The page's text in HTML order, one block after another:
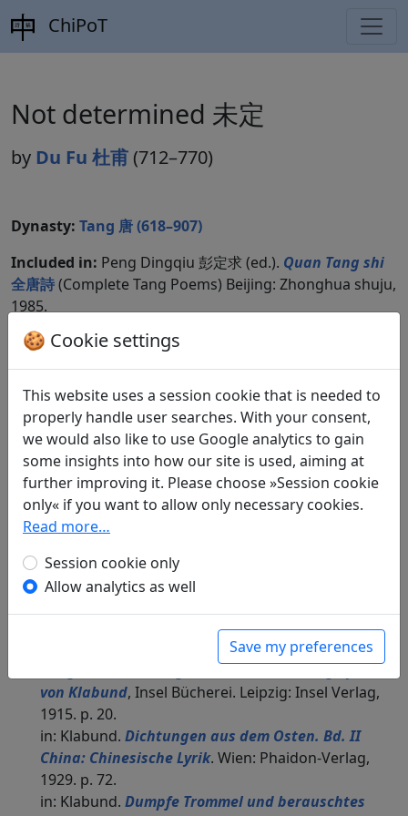
ChiPoT
Not determined 未定
by Du Fu 杜甫 (712–770)
Dynasty: Tang 唐 (618–907)
Included in: Peng Dingqiu 彭定求 (ed.). Quan Tang shi
全唐詩(Complete Tang Poems) Beijing: Zhonghua shuju,
1985.
Compare translations
Translations 2
Judith Gautier (1845–1917) and
Gottfried Böhm
(1845–1926): Der Hund des Siegers
Display
translation
in: Böhm, Gottfried.
Chinesische Lieder aus dem
Livre de Jade von Judith Mendes. In das Deutsche
übertragen von Gottfried Böhm
Theodor Ackermann, 1873. p. 103f.
Display translation
Dumpfe Trommel und berauschtes
Gong. Nachdichtungen chinesischer Kriegslyrik
von Klabund, Insel Bücherei. Leipzig: Insel Verlag,
1915. p. 20.
in: Klabund. Dichtungen aus dem Osten. Bd. II
China: Chinesische Lyrik. Wien: Phaidon-Verlag,
1929. p. 72.
in: Klabund. Dumpfe Trommel und berauschtes
🍪 Cookie settings
This website uses a session cookie that is needed to
properly handle user searches. With your consent,
we would also like to use Google analytics to gain
some insights into how our site is used, aiming at
further improving it. Please choose »Session cookie
only« if you want to allow only necessary cookies.
Read more…
Session cookie only
Allow analytics as well
Save my preferences